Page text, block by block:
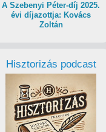
A Szebenyi Péter-díj 2025.
évi díjazottja: Kovács
Zoltán
Hisztorizás podcast